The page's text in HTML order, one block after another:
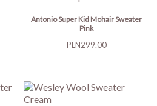
Antonio Super Kid Mohair Sweater
Pink
Price
PLN299.00